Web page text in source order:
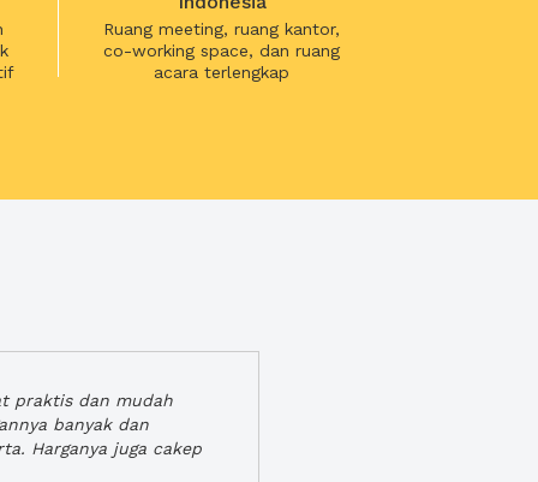
Ruang meeting, ruang kantor,
co-working space, dan ruang
acara terlengkap
praktis dan mudah
banyak dan
Harganya juga cakep